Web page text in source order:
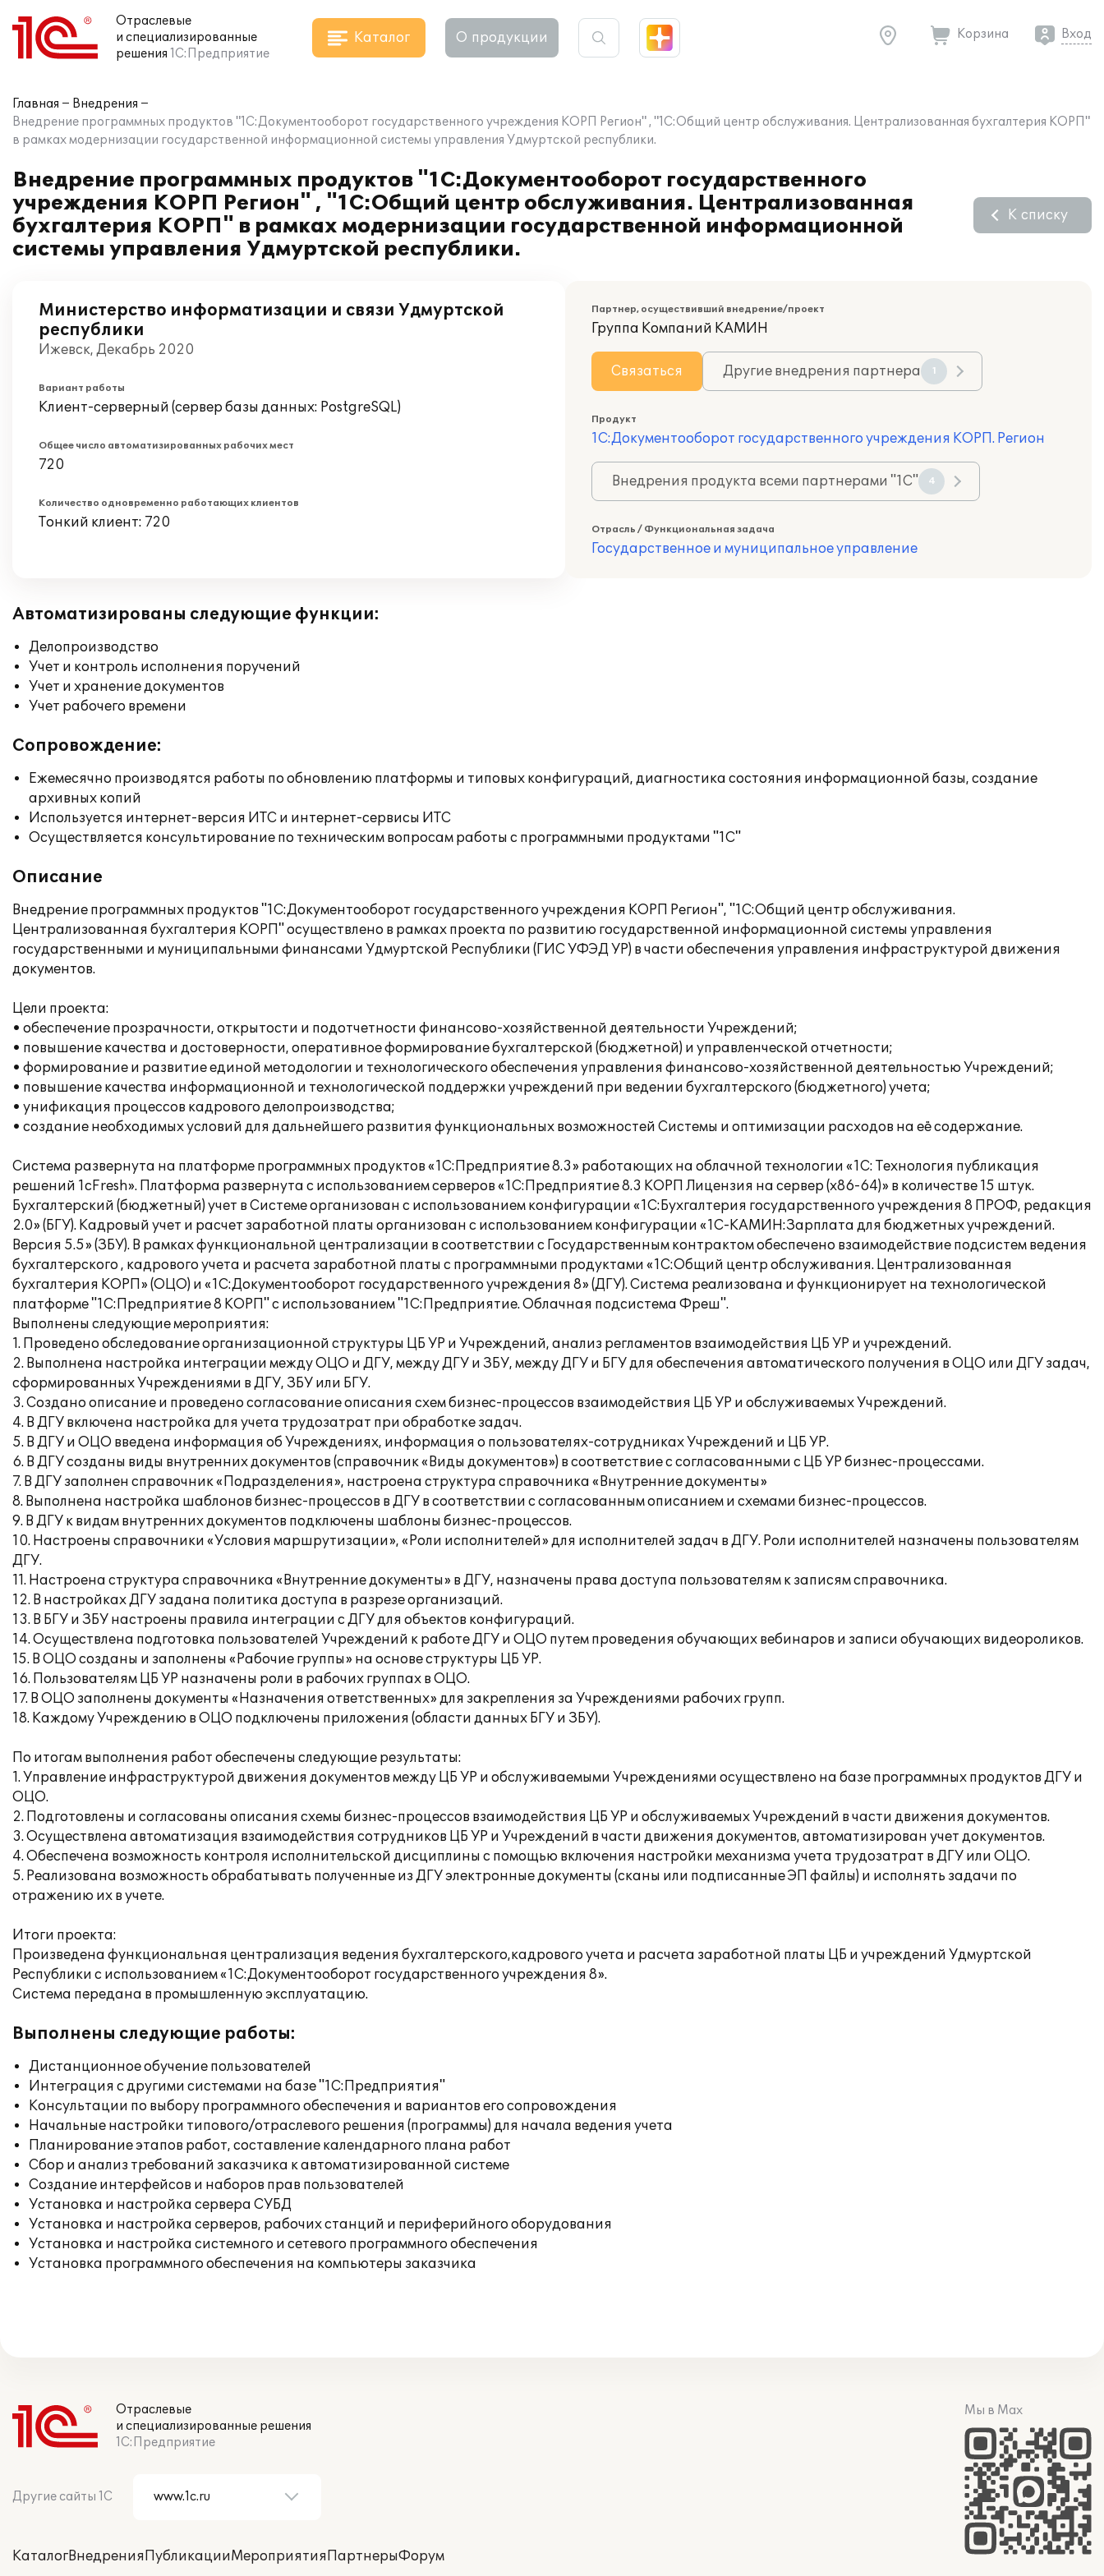
Отраслевые
и специализированные
решения 1С:Предприятие
Каталог О продукции Корзина Вход
Главная
Внедрения
Внедрение программных продуктов "1С:Документооборот государственного учреждения КОРП Регион" , "1С:Общий центр обслуживания. Централизованная бухгалтерия КОРП"
в рамках модернизации государственной информационной системы управления Удмуртской республики.
Внедрение программных продуктов "1С:Документооборот государственного
учреждения КОРП Регион" , "1С:Общий центр обслуживания. Централизованная
бухгалтерия КОРП" в рамках модернизации государственной информационной
системы управления Удмуртской республики.
К списку
Министерство информатизации и связи Удмуртской
республики
Ижевск, Декабрь 2020
Вариант работы
Клиент-серверный (сервер базы данных: PostgreSQL)
Общее число автоматизированных рабочих мест
720
Количество одновременно работающих клиентов
Тонкий клиент: 720
Партнер, осуществивший внедрение/проект
Группа Компаний КАМИН
Связаться Другие внедрения партнера 1
Продукт
1С:Документооборот государственного учреждения КОРП. Регион
Внедрения продукта всеми партнерами "1С" 4
Отрасль / Функциональная задача
Государственное и муниципальное управление
Автоматизированы следующие функции:
Делопроизводство
Учет и контроль исполнения поручений
Учет и хранение документов
Учет рабочего времени
Сопровождение:
Ежемесячно производятся работы по обновлению платформы и типовых конфигураций, диагностика состояния информационной базы, создание
архивных копий
Используется интернет-версия ИТС и интернет-сервисы ИТС
Осуществляется консультирование по техническим вопросам работы с программными продуктами "1С"
Описание
Внедрение программных продуктов "1С:Документооборот государственного учреждения КОРП Регион", "1С:Общий центр обслуживания.
Централизованная бухгалтерия КОРП" осуществлено в рамках проекта по развитию государственной информационной системы управления
государственными и муниципальными финансами Удмуртской Республики (ГИС УФЭД УР) в части обеспечения управления инфраструктурой движения
документов.
Цели проекта:
• обеспечение прозрачности, открытости и подотчетности финансово-хозяйственной деятельности Учреждений;
• повышение качества и достоверности, оперативное формирование бухгалтерской (бюджетной) и управленческой отчетности;
• формирование и развитие единой методологии и технологического обеспечения управления финансово-хозяйственной деятельностью Учреждений;
• повышение качества информационной и технологической поддержки учреждений при ведении бухгалтерского (бюджетного) учета;
• унификация процессов кадрового делопроизводства;
• создание необходимых условий для дальнейшего развития функциональных возможностей Системы и оптимизации расходов на её содержание.
Система развернута на платформе программных продуктов «1С:Предприятие 8.3» работающих на облачной технологии «1С: Технология публикация
решений 1cFresh». Платформа развернута с использованием серверов «1С:Предприятие 8.3 КОРП Лицензия на сервер (х86-64)» в количестве 15 штук.
Бухгалтерский (бюджетный) учет в Системе организован с использованием конфигурации «1С:Бухгалтерия государственного учреждения 8 ПРОФ, редакция
2.0» (БГУ). Кадровый учет и расчет заработной платы организован с использованием конфигурации «1С-КАМИН:Зарплата для бюджетных учреждений.
Версия 5.5» (ЗБУ). В рамках функциональной централизации в соответствии с Государственным контрактом обеспечено взаимодействие подсистем ведения
бухгалтерского , кадрового учета и расчета заработной платы с программными продуктами «1С:Общий центр обслуживания. Централизованная
бухгалтерия КОРП» (ОЦО) и «1С:Документооборот государственного учреждения 8» (ДГУ). Система реализована и функционирует на технологической
платформе "1С:Предприятие 8 КОРП" с использованием "1С:Предприятие. Облачная подсистема Фреш".
Выполнены следующие мероприятия:
1. Проведено обследование организационной структуры ЦБ УР и Учреждений, анализ регламентов взаимодействия ЦБ УР и учреждений.
2. Выполнена настройка интеграции между ОЦО и ДГУ, между ДГУ и ЗБУ, между ДГУ и БГУ для обеспечения автоматического получения в ОЦО или ДГУ задач,
сформированных Учреждениями в ДГУ, ЗБУ или БГУ.
3. Создано описание и проведено согласование описания схем бизнес-процессов взаимодействия ЦБ УР и обслуживаемых Учреждений.
4. В ДГУ включена настройка для учета трудозатрат при обработке задач.
5. В ДГУ и ОЦО введена информация об Учреждениях, информация о пользователях-сотрудниках Учреждений и ЦБ УР.
6. В ДГУ созданы виды внутренних документов (справочник «Виды документов») в соответствие с согласованными с ЦБ УР бизнес-процессами.
7. В ДГУ заполнен справочник «Подразделения», настроена структура справочника «Внутренние документы»
8. Выполнена настройка шаблонов бизнес-процессов в ДГУ в соответствии с согласованным описанием и схемами бизнес-процессов.
9. В ДГУ к видам внутренних документов подключены шаблоны бизнес-процессов.
10. Настроены справочники «Условия маршрутизации», «Роли исполнителей» для исполнителей задач в ДГУ. Роли исполнителей назначены пользователям
ДГУ.
11. Настроена структура справочника «Внутренние документы» в ДГУ, назначены права доступа пользователям к записям справочника.
12. В настройках ДГУ задана политика доступа в разрезе организаций.
13. В БГУ и ЗБУ настроены правила интеграции с ДГУ для объектов конфигураций.
14. Осуществлена подготовка пользователей Учреждений к работе ДГУ и ОЦО путем проведения обучающих вебинаров и записи обучающих видеороликов.
15. В ОЦО созданы и заполнены «Рабочие группы» на основе структуры ЦБ УР.
16. Пользователям ЦБ УР назначены роли в рабочих группах в ОЦО.
17. В ОЦО заполнены документы «Назначения ответственных» для закрепления за Учреждениями рабочих групп.
18. Каждому Учреждению в ОЦО подключены приложения (области данных БГУ и ЗБУ).
По итогам выполнения работ обеспечены следующие результаты:
1. Управление инфраструктурой движения документов между ЦБ УР и обслуживаемыми Учреждениями осуществлено на базе программных продуктов ДГУ и
ОЦО.
2. Подготовлены и согласованы описания схемы бизнес-процессов взаимодействия ЦБ УР и обслуживаемых Учреждений в части движения документов.
3. Осуществлена автоматизация взаимодействия сотрудников ЦБ УР и Учреждений в части движения документов, автоматизирован учет документов.
4. Обеспечена возможность контроля исполнительской дисциплины с помощью включения настройки механизма учета трудозатрат в ДГУ или ОЦО.
5. Реализована возможность обрабатывать полученные из ДГУ электронные документы (сканы или подписанные ЭП файлы) и исполнять задачи по
отражению их в учете.
Итоги проекта:
Произведена функциональная централизация ведения бухгалтерского,кадрового учета и расчета заработной платы ЦБ и учреждений Удмуртской
Республики c использованием «1С:Документооборот государственного учреждения 8».
Система передана в промышленную эксплуатацию.
Выполнены следующие работы:
Дистанционное обучение пользователей
Интеграция с другими системами на базе "1С:Предприятия"
Консультации по выбору программного обеспечения и вариантов его сопровождения
Начальные настройки типового/отраслевого решения (программы) для начала ведения учета
Планирование этапов работ, составление календарного плана работ
Сбор и анализ требований заказчика к автоматизированной системе
Создание интерфейсов и наборов прав пользователей
Установка и настройка сервера СУБД
Установка и настройка серверов, рабочих станций и периферийного оборудования
Установка и настройка системного и сетевого программного обеспечения
Установка программного обеспечения на компьютеры заказчика
Отраслевые
и специализированные решения
1С:Предприятие
Другие сайты 1С
КаталогВнедренияПубликацииМероприятияПартнерыФорум
Мы в Max